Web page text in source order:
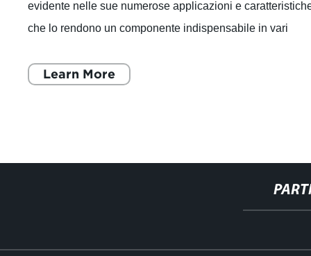
evidente nelle sue numerose applicazioni e
che lo rendono un componente indispensabile in vari
Learn More